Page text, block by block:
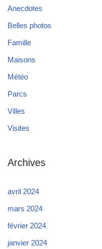
Anecdotes
Belles photos
Famille
Maisons
Météo
Parcs
Villes
Visites
Archives
avril 2024
mars 2024
février 2024
janvier 2024